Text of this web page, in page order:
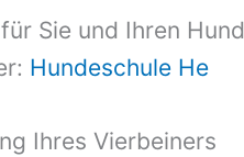
Sie und Ihren Hund
Hundeschule He
Ihres Vierbeiners